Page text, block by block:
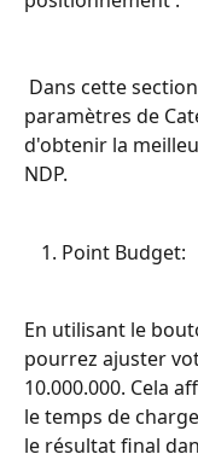
paramètres de
d'obtenir la
NDP.
Point Budget:
En utilisant le
pourrez ajuster
10.000.000. Cela
le temps de
le résultat final